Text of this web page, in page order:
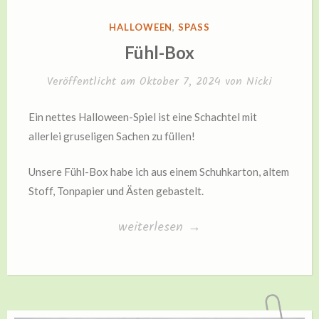
VERÖFFENTLICHT
HALLOWEEN,SPASS
Fühl-Box
Veröffentlicht am Oktober 7, 2024 von Nicki
Ein nettes Halloween-Spiel ist eine Schachtel mit
allerlei gruseligen Sachen zu füllen!
Unsere Fühl-Box habe ich aus einem Schuhkarton, altem
Stoff, Tonpapier und Ästen gebastelt.
„Fühl-
weiterlesen →